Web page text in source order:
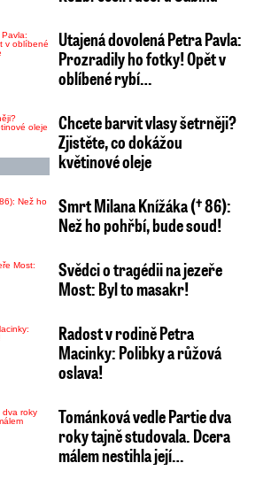
Utajená dovolená Petra Pavla:
Prozradily ho fotky! Opět v
oblíbené rybí…
Chcete barvit vlasy šetrněji?
Zjistěte, co dokážou
květinové oleje
Smrt Milana Knížáka († 86):
Než ho pohřbí, bude soud!
Svědci o tragédii na jezeře
Most: Byl to masakr!
Radost v rodině Petra
Macinky: Polibky a růžová
oslava!
Tománková vedle Partie dva
roky tajně studovala. Dcera
málem nestihla její…